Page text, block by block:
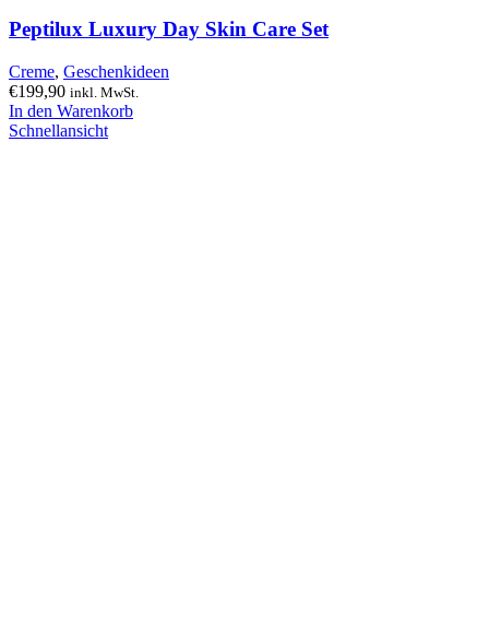
Peptilux Luxury Day Skin Care Set
Creme, Geschenkideen
€199,90 inkl. MwSt.
In den Warenkorb
Schnellansicht